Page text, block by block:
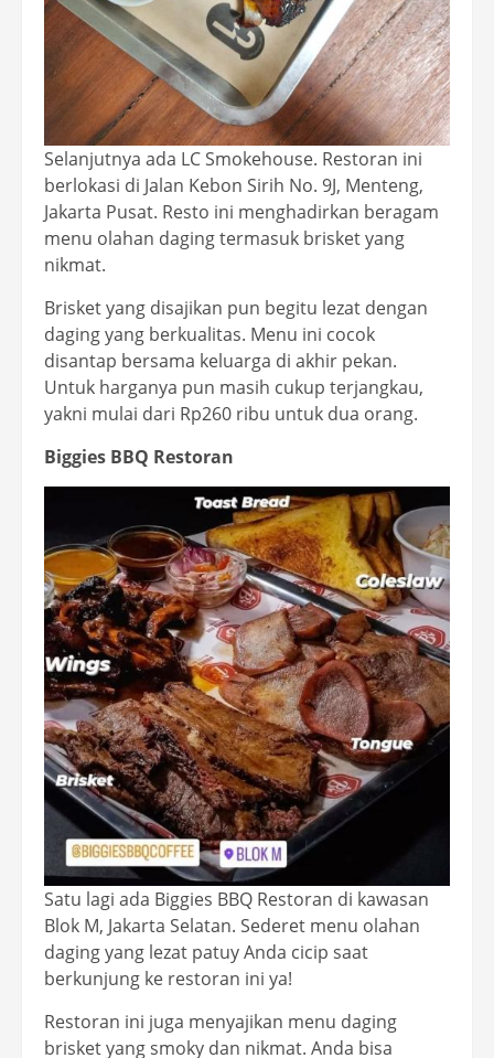
Selanjutnya ada LC Smokehouse. Restoran ini
berlokasi di Jalan Kebon Sirih No. 9J, Menteng,
Jakarta Pusat. Resto ini menghadirkan beragam
menu olahan daging termasuk brisket yang
nikmat.
Brisket yang disajikan pun begitu lezat dengan
daging yang berkualitas. Menu ini cocok
disantap bersama keluarga di akhir pekan.
Untuk harganya pun masih cukup terjangkau,
yakni mulai dari Rp260 ribu untuk dua orang.
Biggies BBQ Restoran
Satu lagi ada Biggies BBQ Restoran di kawasan
Blok M, Jakarta Selatan. Sederet menu olahan
daging yang lezat patuy Anda cicip saat
berkunjung ke restoran ini ya!
Restoran ini juga menyajikan menu daging
brisket yang smoky dan nikmat. Anda bisa